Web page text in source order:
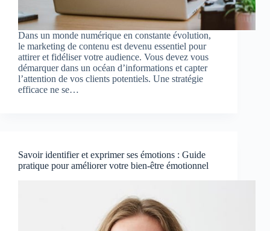
Dans un monde numérique en constante évolution,
le marketing de contenu est devenu essentiel pour
attirer et fidéliser votre audience. Vous devez vous
démarquer dans un océan d’informations et capter
l’attention de vos clients potentiels. Une stratégie
efficace ne se…
Savoir identifier et exprimer ses émotions : Guide
pratique pour améliorer votre bien-être émotionnel